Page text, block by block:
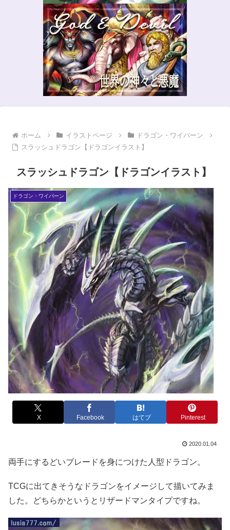
ホーム イラストページ
ドラゴン・ワイバーン
スラッシュドラゴン【ドラゴンイラスト】
スラッシュドラゴン【ドラゴンイラスト】
ドラゴン・ワイバーン
X Facebook はてブ Pinterest
2020.01.04
両手にするどいブレードを身につけた人型ドラゴン。
TCGに出てきそうなドラゴンをイメージして描いてみま
した。どちらかというとリザードマンタイプですね。